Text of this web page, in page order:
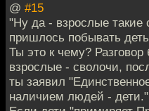
@ #15
"Ну да - взрослые такие
пришлось побывать
Ты это к чему?
взрослые - сволочи,
ты заявил
наличием людей - дети."